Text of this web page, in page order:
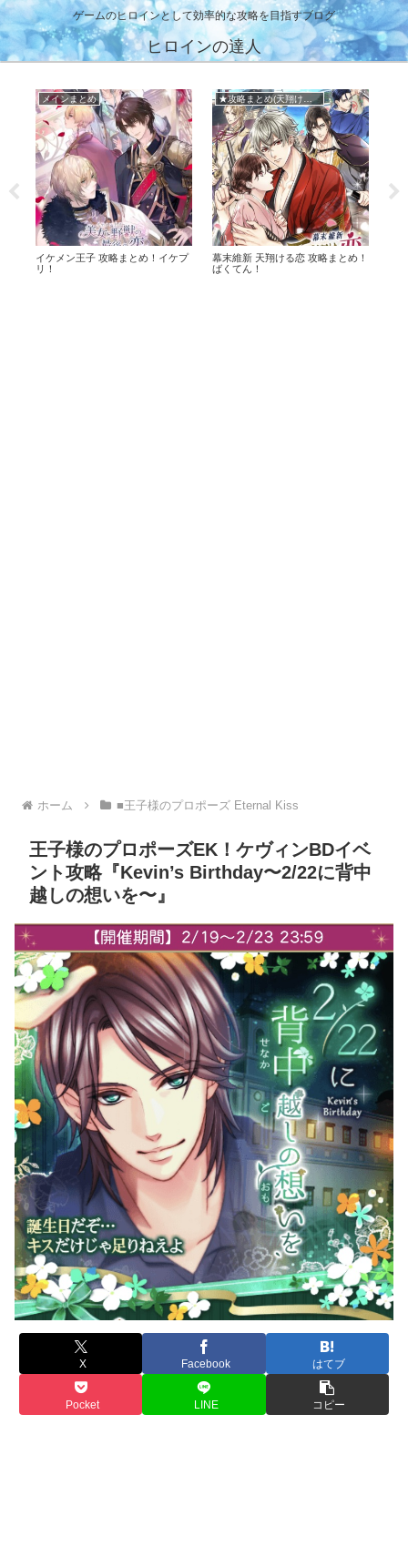
ゲームのヒロインとして効率的な攻略を目指すブログ
ヒロインの達人
メインまとめ
イケメン王子 攻略まとめ！イケプ
リ！
幕末維新 天翔ける恋 攻略まとめ！
ばくてん！
ホーム ■王子様のプロポーズ Eternal Kiss
王子様のプロポーズEK！ケヴィンBDイベ
ント攻略『Kevin’s Birthday〜2/22に背中
越しの想いを〜』
X Facebook はてブ
Pocket LINE コピー